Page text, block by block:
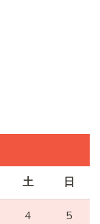
土 日
4 5